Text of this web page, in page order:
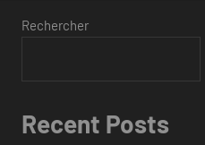
Rechercher
Recent Posts